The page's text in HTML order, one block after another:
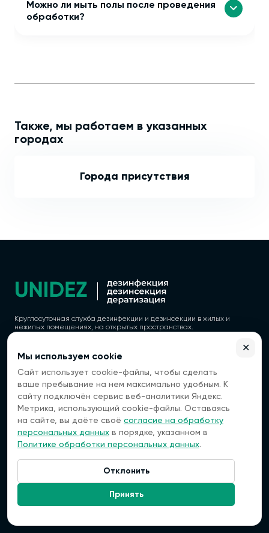
Связаться:
Можно ли мыть полы после проведения
обработки?
Также, мы работаем в указанных
городах
Города присутствия
Круглосуточная служба дезинфекции и дезинсекции в жилых и
нежилых помещениях, на открытых пространствах.
Политика конфиденциальности
Согласие на обработку персональных данных
ООО "ВЭБГЕТ"
ОГРН 1177154022760
ИНН 7118021632
КПП 711801001
№ Л064-00111-77/01845104) от 07.02.2025
Некрасова, 6
Мы используем cookie
Сайт использует cookie-файлы, чтобы сделать
ваше пребывание на нем максимально удобным. К
сайту подключён сервис веб-аналитики Яндекс.
Метрика, использующий cookie-файлы. Оставаясь
на сайте, вы даёте своё согласие на обработку
персональных данных в порядке, указанном в
Политике обработки персональных данных.
Отклонить
Принять
✕